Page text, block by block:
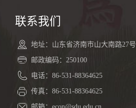
联系我们
地址：山东省济南市山大南路27号
邮政编码：250100
电话：86-531-88364625
传真：86-531-88364625